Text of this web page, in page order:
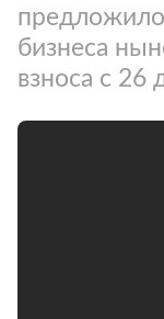
предложило
бизнеса
взноса с 26